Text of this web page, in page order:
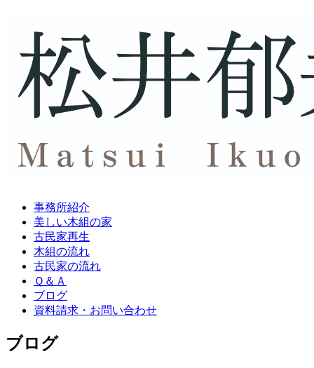
事務所紹介
美しい木組の家
古民家再生
木組の流れ
古民家の流れ
Ｑ＆Ａ
ブログ
資料請求・ お問い合わせ
ブログ